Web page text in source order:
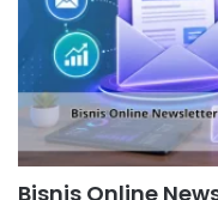
Bisnis Online